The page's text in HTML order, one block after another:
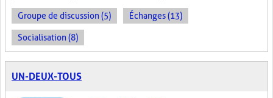
Groupe de discussion (5) Échanges (13)
Socialisation (8)
UN-DEUX-TOUS